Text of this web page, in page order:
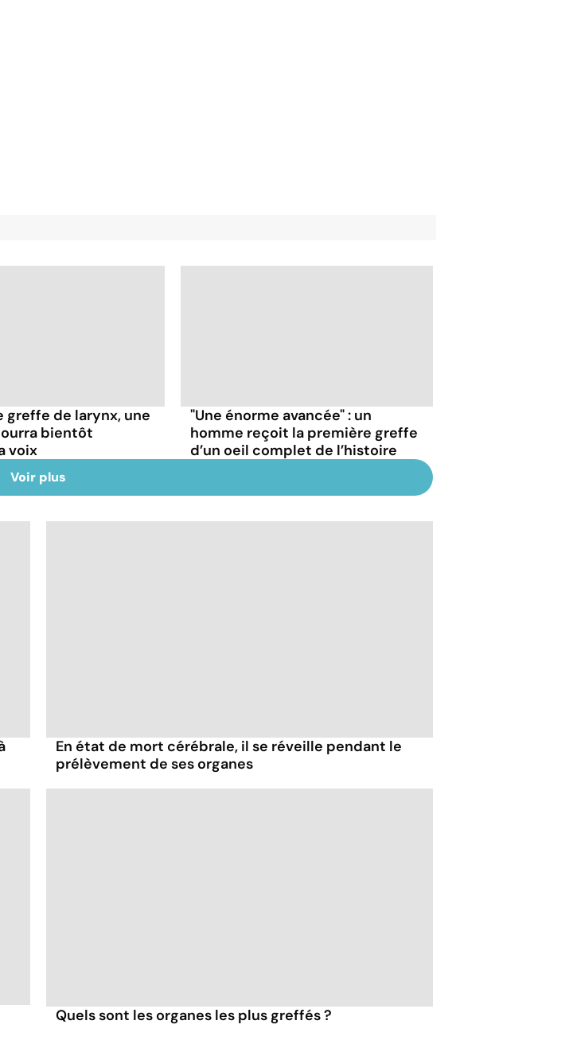
greffe de larynx, une
bientôt
voix
"Une énorme avancée" : un
homme reçoit la première greffe
d’un oeil complet de l’histoire
Voir plus
En état de mort cérébrale, il se réveille pendant le
prélèvement de ses organes
Quels sont les organes les plus greffés ?